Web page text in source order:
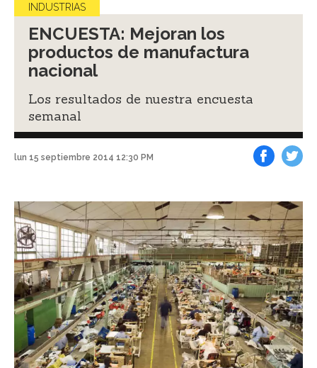
INDUSTRIAS
ENCUESTA: Mejoran los
productos de manufactura
nacional
Los resultados de nuestra encuesta
semanal
lun 15 septiembre 2014 12:30 PM